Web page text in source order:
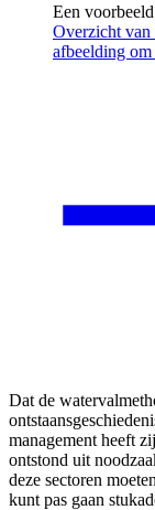
Een
Overzicht van
afbeelding om
Dat de
management heeft
ontstond uit
deze sectoren
kunt pas gaan